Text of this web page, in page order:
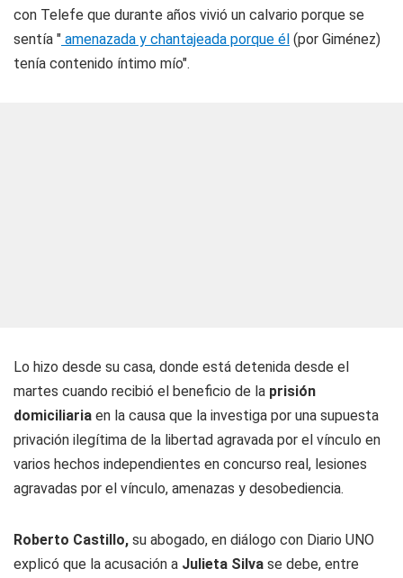
con Telefe que durante años vivió un calvario porque se
sentía " amenazada y chantajeada porque él (por Giménez)
tenía contenido íntimo mío".
Lo hizo desde su casa, donde está detenida desde el
martes cuando recibió el beneficio de la prisión
domiciliaria en la causa que la investiga por una supuesta
privación ilegítima de la libertad agravada por el vínculo en
varios hechos independientes en concurso real, lesiones
agravadas por el vínculo, amenazas y desobediencia.
Roberto Castillo, su abogado, en diálogo con Diario UNO
explicó que la acusación a Julieta Silva se debe, entre